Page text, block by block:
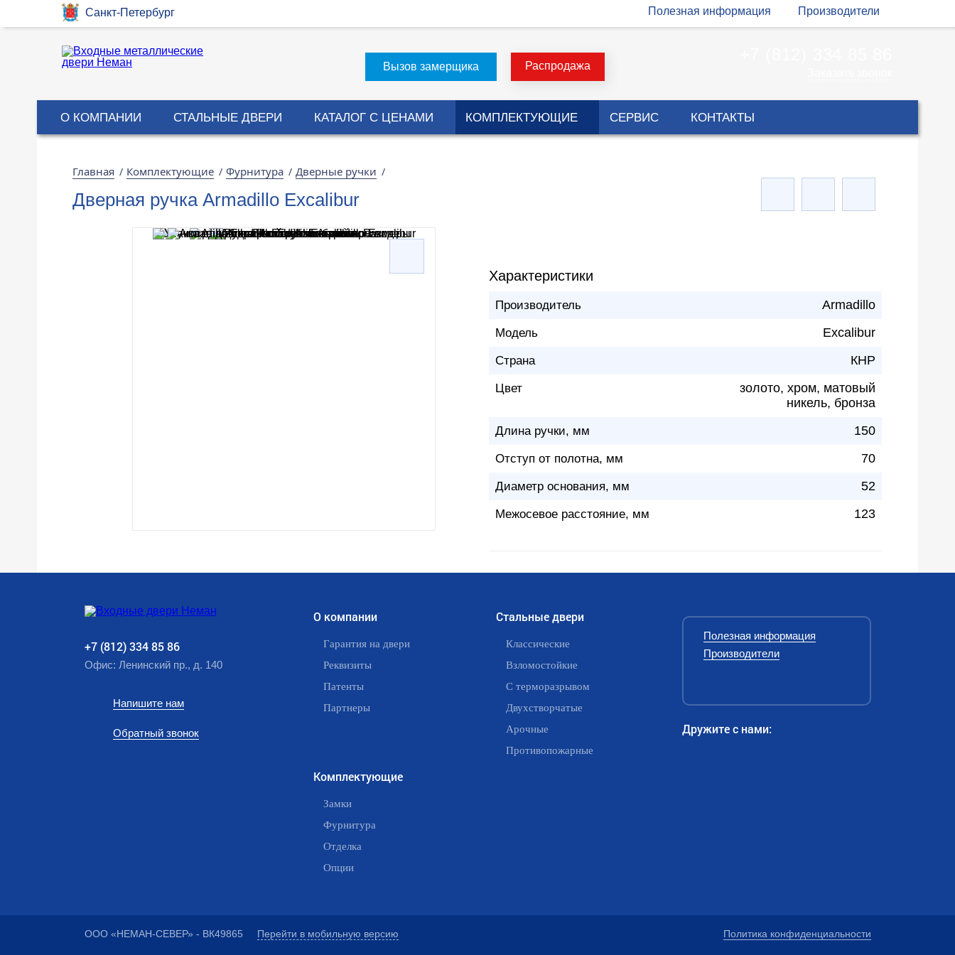
Санкт-Петербург Полезная информация Производители
Вызов замерщика Распродажа
О КОМПАНИИ СТАЛЬНЫЕ ДВЕРИ КАТАЛОГ С ЦЕНАМИ КОМПЛЕКТУЮЩИЕ СЕРВИС КОНТАКТЫ
Главная / Комплектующие / Фурнитура / Дверные ручки /
Дверная ручка Armadillo Excalibur
Характеристики
Производитель Armadillo
Модель Excalibur
Страна КНР
Цвет
золото, хром, матовый
никель, бронза
Длина ручки, мм 150
Отступ от полотна, мм 70
Диаметр основания, мм 52
Межосевое расстояние, мм 123
+7 (812) 334 85 86
Офис: Ленинский пр., д. 140
Напишите нам
Обратный звонок
О компании
Гарантия на двери
Реквизиты
Патенты
Партнеры
Стальные двери
Классические
Взломостойкие
С терморазрывом
Двухстворчатые
Арочные
Противопожарные
Комплектующие
Замки
Фурнитура
Отделка
Опции
Полезная информация
Производители
Дружите с нами:
ООО «НЕМАН-СЕВЕР» - ВК49865 Политика конфиденциальности
Перейти в мобильную версию